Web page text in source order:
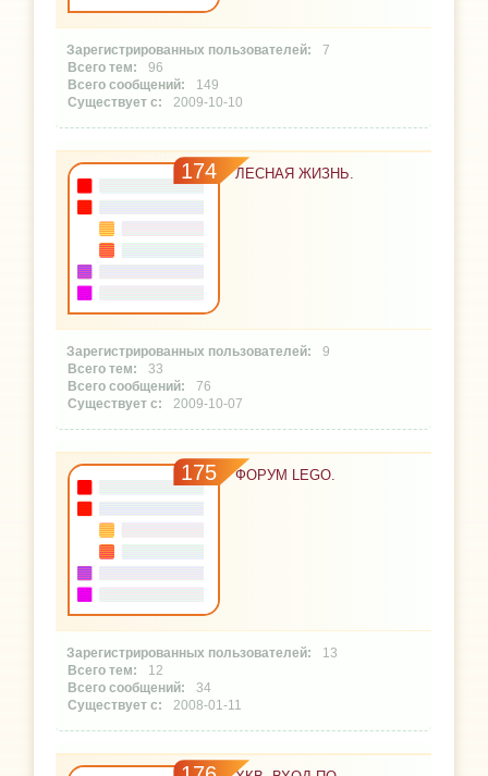
7
96
149
2009-10-10
174 ЛЕСНАЯ ЖИЗНЬ.
9
33
76
2009-10-07
175 ФОРУМ LEGO.
13
12
34
2008-01-11